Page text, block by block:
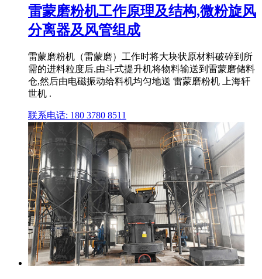
雷蒙磨粉机工作原理及结构,微粉旋风
分离器及风管组成
雷蒙磨粉机（雷蒙磨）工作时将大块状原材料破碎到所
需的进料粒度后,由斗式提升机将物料输送到雷蒙磨储料
仓,然后由电磁振动给料机均匀地送 雷蒙磨粉机 上海轩
世机 .
联系电话: 180 3780 8511